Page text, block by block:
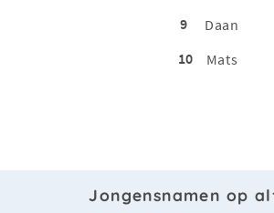
9
Daan
10
Mats
Jongensnamen op